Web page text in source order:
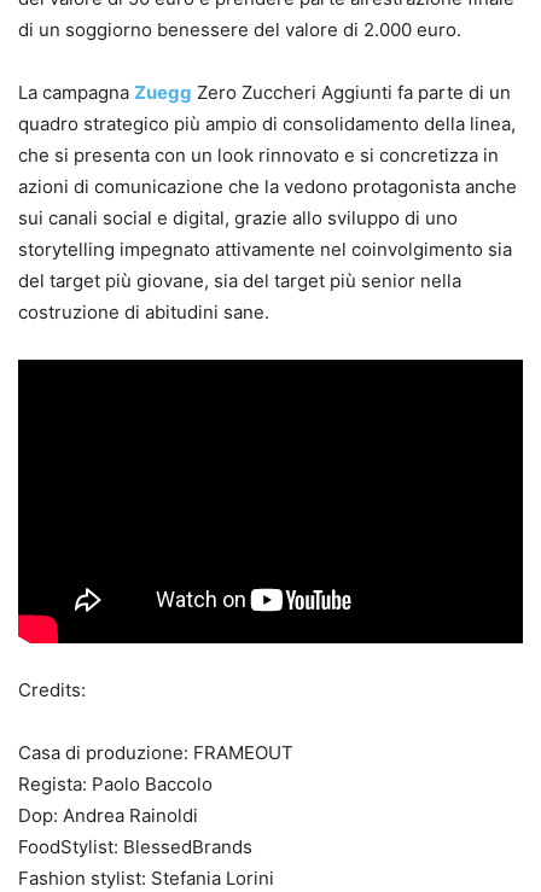
di un soggiorno benessere del valore di 2.000 euro.
La campagna Zuegg Zero Zuccheri Aggiunti fa parte di un
quadro strategico più ampio di consolidamento della linea,
che si presenta con un look rinnovato e si concretizza in
azioni di comunicazione che la vedono protagonista anche
sui canali social e digital, grazie allo sviluppo di uno
storytelling impegnato attivamente nel coinvolgimento sia
del target più giovane, sia del target più senior nella
costruzione di abitudini sane.
Credits:
Casa di produzione: FRAMEOUT
Regista: Paolo Baccolo
Dop: Andrea Rainoldi
FoodStylist: BlessedBrands
Fashion stylist: Stefania Lorini